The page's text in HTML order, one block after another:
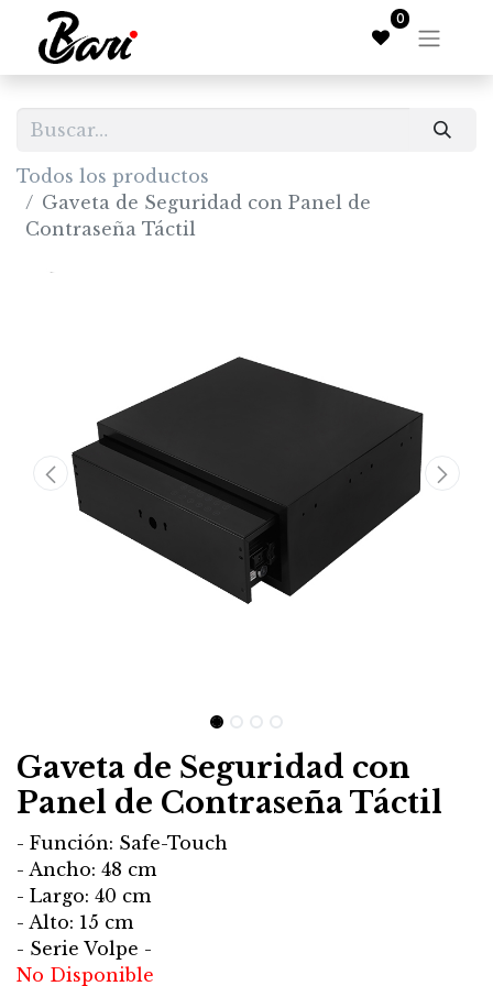
0
Todos los productos
Gaveta de Seguridad con Panel de
Contraseña Táctil
Gaveta de Seguridad con
Panel de Contraseña Táctil
- Función: Safe-Touch
- Ancho: 48 cm
- Largo: 40 cm
- Alto: 15 cm
- Serie Volpe -
No Disponible